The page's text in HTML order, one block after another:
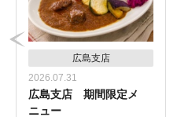
広島支店
2026.07.31
広島支店 期間限定メ
ニュー